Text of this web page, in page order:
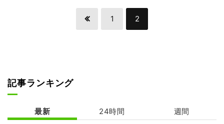
1 2
記事ランキング
最新 24時間 週間